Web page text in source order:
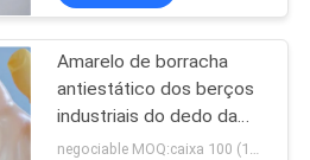
Amarelo de borracha
antiestático dos berços
industriais do dedo da
sala de limpeza
negociable MOQ:caixa 100 (100/box)